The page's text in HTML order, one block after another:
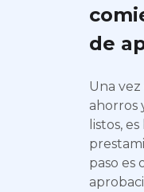
de
Una
ahorros
listos,
paso es